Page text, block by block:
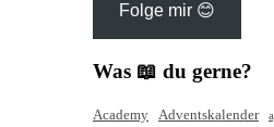
Folge mir 😊
Was 📖 du gerne?
Academy Adventskalender